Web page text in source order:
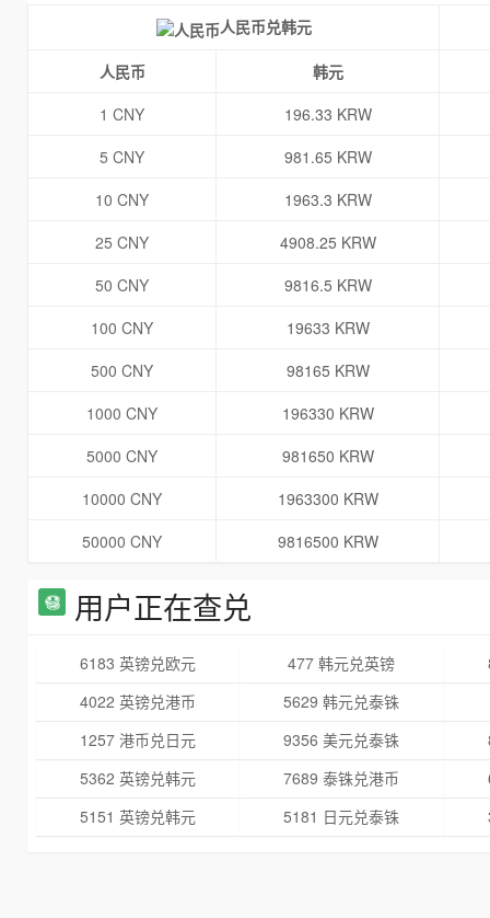
人民币兑韩元
人民币
韩元
1 CNY
196.33 KRW
5 CNY
981.65 KRW
10 CNY
1963.3 KRW
25 CNY
4908.25 KRW
50 CNY
9816.5 KRW
100 CNY
19633 KRW
500 CNY
98165 KRW
1000 CNY
196330 KRW
5000 CNY
981650 KRW
10000 CNY
1963300 KRW
50000 CNY
9816500 KRW
用户正在查兑
6183 英镑兑欧元 477 韩元兑英镑
4022 英镑兑港币
5629 韩元兑泰铢
1257 港币兑日元
9356 美元兑泰铢
5362 英镑兑韩元
7689 泰铢兑港币
5151 英镑兑韩元
5181 日元兑泰铢